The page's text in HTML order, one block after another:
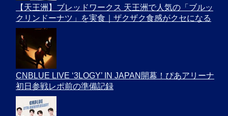
【天王洲】ブレッドワークス 天王洲で人気の「ブルッ
クリンドーナツ」を実食｜ザクザク食感がクセになる
CNBLUE LIVE ‘3LOGY’ IN JAPAN開幕！ぴあアリーナ
初日参戦レポ前の準備記録